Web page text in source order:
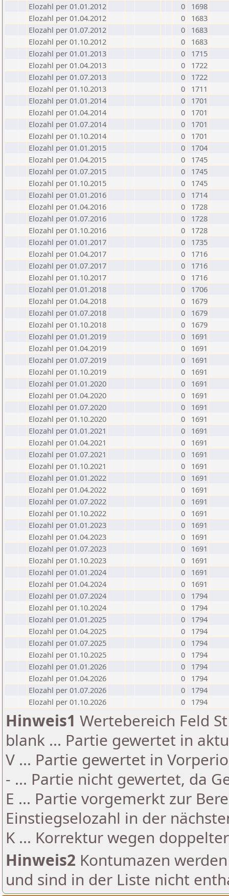
Elozahl per 01.01.2012
0
1698
Elozahl per 01.04.2012
0
1683
Elozahl per 01.07.2012
0
1683
Elozahl per 01.10.2012
0
1683
Elozahl per 01.01.2013
0
1715
Elozahl per 01.04.2013
0
1722
Elozahl per 01.07.2013
0
1722
Elozahl per 01.10.2013
0
1711
Elozahl per 01.01.2014
0
1701
Elozahl per 01.04.2014
0
1701
Elozahl per 01.07.2014
0
1701
Elozahl per 01.10.2014
0
1701
Elozahl per 01.01.2015
0
1704
Elozahl per 01.04.2015
0
1745
Elozahl per 01.07.2015
0
1745
Elozahl per 01.10.2015
0
1745
Elozahl per 01.01.2016
0
1714
Elozahl per 01.04.2016
0
1728
Elozahl per 01.07.2016
0
1728
Elozahl per 01.10.2016
0
1728
Elozahl per 01.01.2017
0
1735
Elozahl per 01.04.2017
0
1716
Elozahl per 01.07.2017
0
1716
Elozahl per 01.10.2017
0
1716
Elozahl per 01.01.2018
0
1706
Elozahl per 01.04.2018
0
1679
Elozahl per 01.07.2018
0
1679
Elozahl per 01.10.2018
0
1679
Elozahl per 01.01.2019
0
1691
Elozahl per 01.04.2019
0
1691
Elozahl per 01.07.2019
0
1691
Elozahl per 01.10.2019
0
1691
Elozahl per 01.01.2020
0
1691
Elozahl per 01.04.2020
0
1691
Elozahl per 01.07.2020
0
1691
Elozahl per 01.10.2020
0
1691
Elozahl per 01.01.2021
0
1691
Elozahl per 01.04.2021
0
1691
Elozahl per 01.07.2021
0
1691
Elozahl per 01.10.2021
0
1691
Elozahl per 01.01.2022
0
1691
Elozahl per 01.04.2022
0
1691
Elozahl per 01.07.2022
0
1691
Elozahl per 01.10.2022
0
1691
Elozahl per 01.01.2023
0
1691
Elozahl per 01.04.2023
0
1691
Elozahl per 01.07.2023
0
1691
Elozahl per 01.10.2023
0
1691
Elozahl per 01.01.2024
0
1691
Elozahl per 01.04.2024
0
1691
Elozahl per 01.07.2024
0
1794
Elozahl per 01.10.2024
0
1794
Elozahl per 01.01.2025
0
1794
Elozahl per 01.04.2025
0
1794
Elozahl per 01.07.2025
0
1794
Elozahl per 01.10.2025
0
1794
Elozahl per 01.01.2026
0
1794
Elozahl per 01.04.2026
0
1794
Elozahl per 01.07.2026
0
1794
Elozahl per 01.10.2026
0 1794
Hinweis1 Wertebereich Feld
blank ... Partie gewertet in
V ... Partie gewertet in
- ... Partie nicht gewertet, da
E ... Partie vorgemerkt zur
Einstiegselozahl in der
K ... Korrektur wegen
Hinweis2 Kontumazen
und sind in der Liste nicht